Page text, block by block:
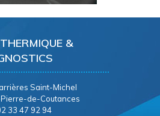
&
Saint-Michel
de-Coutances
33 47 92 94